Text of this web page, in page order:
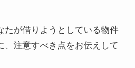
たが借りようとしている物件
、注意すべき点をお伝えして